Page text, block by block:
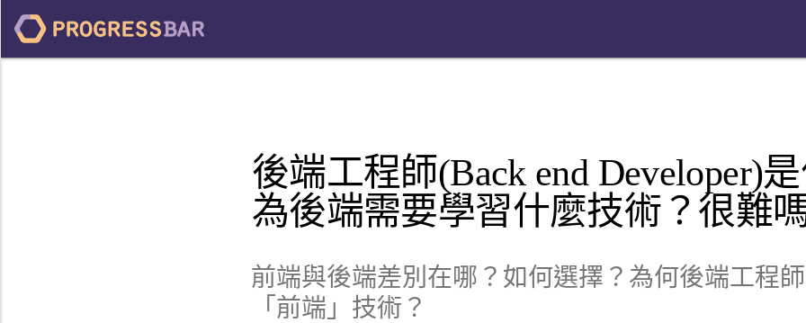
後端工程師(Back end Developer)
為後端需要學習什麼技術？很難
前端與後端差別在哪？如何選擇？為何後端工程
「前端」技術？